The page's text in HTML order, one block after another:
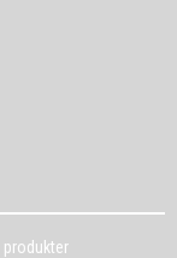
produkter